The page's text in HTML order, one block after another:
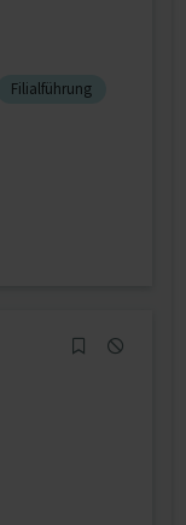
Filialführung